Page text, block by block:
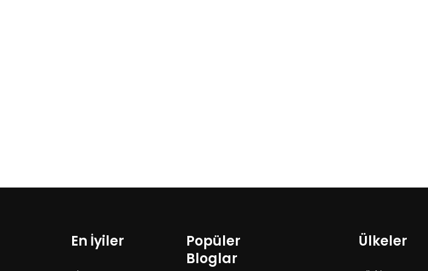
En İyiler
Popüler
Bloglar
Ülkeler